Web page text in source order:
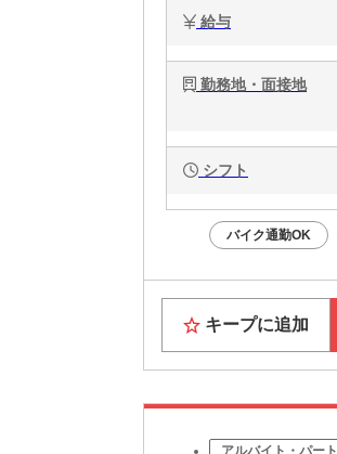
給与
勤務地・面接地
シフト
バイク通勤OK
キープに追加
アルバイト・パート